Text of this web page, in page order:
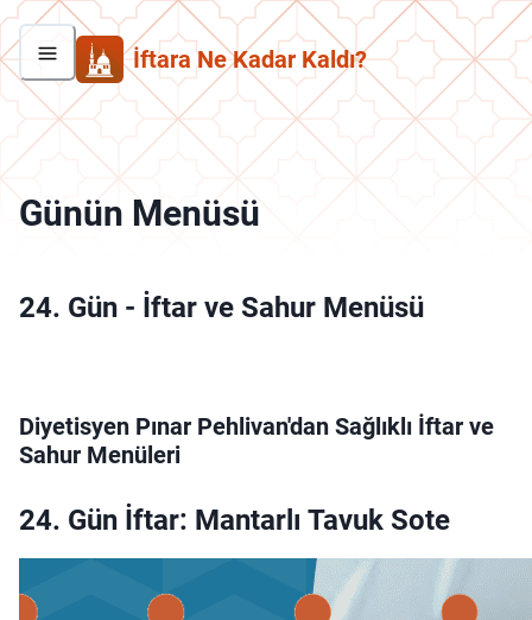
İftara Ne Kadar Kaldı?
Günün Menüsü
24. Gün - İftar ve Sahur Menüsü
Diyetisyen Pınar Pehlivan'dan Sağlıklı İftar ve
Sahur Menüleri
24. Gün İftar: Mantarlı Tavuk Sote